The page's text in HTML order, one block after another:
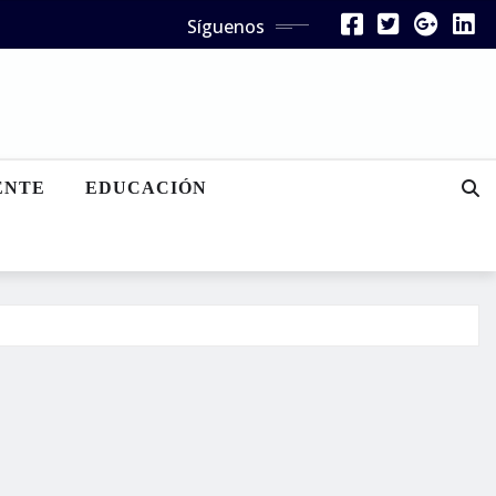
Síguenos
EDUCACIÓN